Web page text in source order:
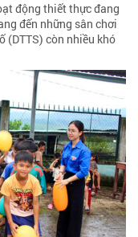
động thiết thực đang
đến những sân chơi
(DTTS) còn nhiều khó